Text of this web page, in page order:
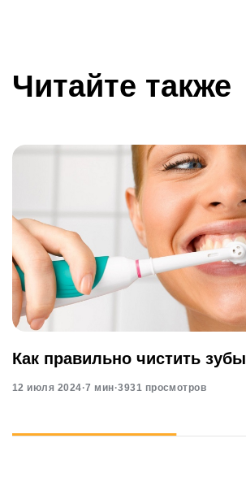
Читайте также
Как правильно чистить зубы
12 июля 2024·7 мин·3931 просмотров